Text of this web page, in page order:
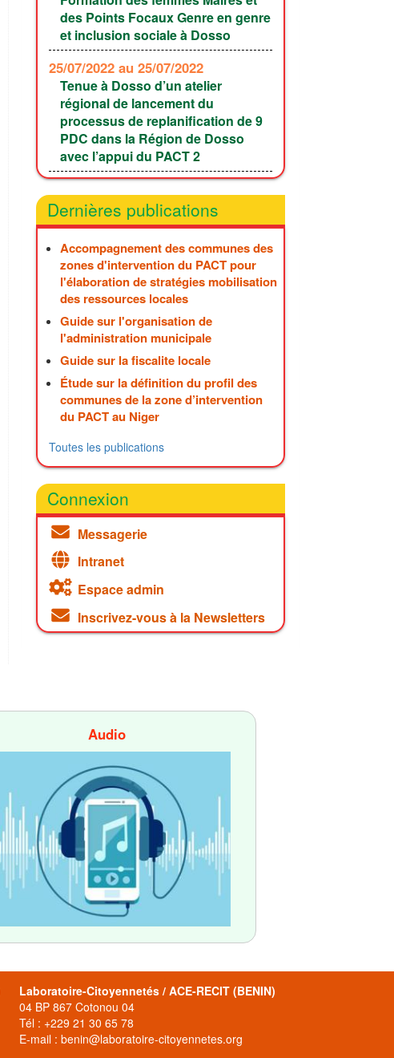
des Points Focaux Genre en genre
et inclusion sociale à Dosso
25/07/2022 au 25/07/2022
Tenue à Dosso d’un atelier
régional de lancement du
processus de replanification de 9
PDC dans la Région de Dosso
avec l’appui du PACT 2
Dernières publications
Accompagnement des communes des
zones d'intervention du PACT pour
l'élaboration de stratégies mobilisation
des ressources locales
Guide sur l'organisation de
l'administration municipale
Guide sur la fiscalite locale
Étude sur la définition du profil des
communes de la zone d’intervention
du PACT au Niger
Toutes les publications
Connexion
Messagerie
Intranet
Espace admin
Inscrivez-vous à la Newsletters
Audio
Laboratoire-Citoyennetés / ACE-RECIT (BENIN)
04 BP 867 Cotonou 04
Tél : +229 21 30 65 78
E-mail : benin@laboratoire-citoyennetes.org